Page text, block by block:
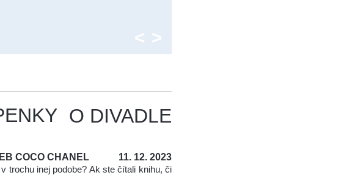
< >
O DIVADLE
11. 12. 2023
COCO CHANEL
trochu inej podobe? Ak ste čítali knihu, či